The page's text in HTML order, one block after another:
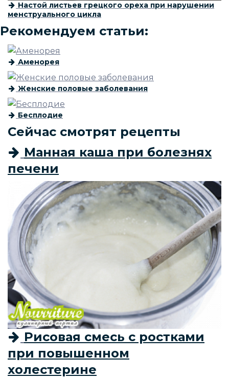
Настой листьев грецкого ореха при нарушении
менструального цикла
Рекомендуем статьи:
Аменорея
Женские половые заболевания
Бесплодие
Сейчас смотрят рецепты
Манная каша при болезнях
печени
Рисовая смесь с ростками
при повышенном
холестерине